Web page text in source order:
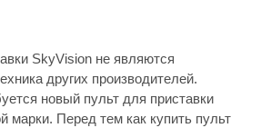
SkyVision не являются
других производителей.
новый пульт для приставки
марки. Перед тем как купить пульт